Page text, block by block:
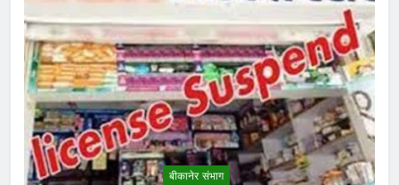
बीकानेर संभाग